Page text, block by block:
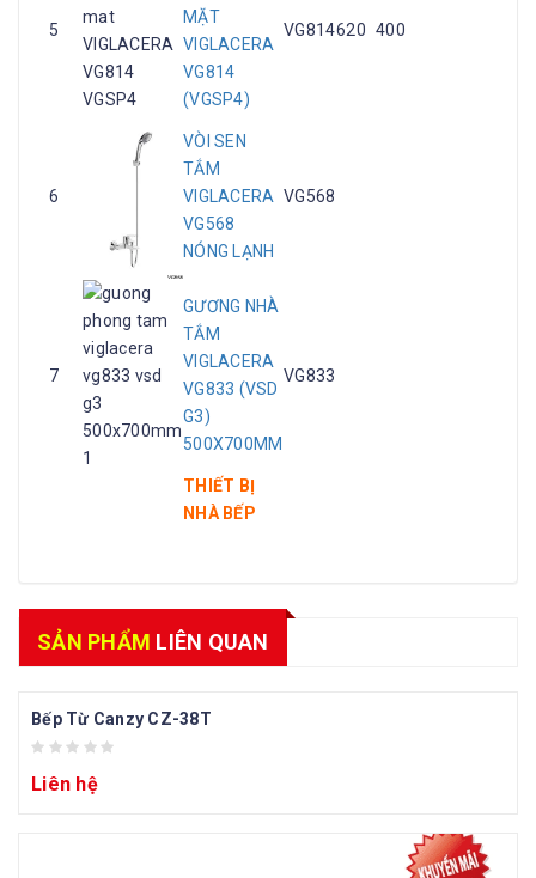
5
MẶT
VIGLACERA
VG814
(VGSP4)
VG814620 400
6
VÒI SEN
TẮM
VIGLACERA
VG568
NÓNG LẠNH
VG568
7
GƯƠNG NHÀ
TẮM
VIGLACERA
VG833 (VSD
G3)
500X700MM
VG833
THIẾT BỊ
NHÀ BẾP
SẢN PHẨM LIÊN QUAN
Bếp Từ Canzy CZ-38T
Liên hệ